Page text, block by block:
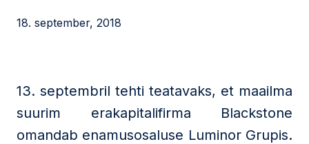
18. september, 2018
13. septembril tehti teatavaks, et maailma
suurim erakapitalifirma Blackstone
omandab enamusosaluse Luminor Grupis.